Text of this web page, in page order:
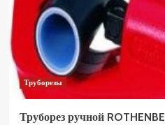
Труборезы
Труборез ручной